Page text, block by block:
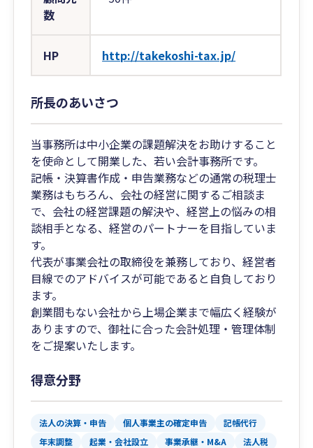
数
HP http://takekoshi-tax.jp/
所長のあいさつ
当事務所は中小企業の課題解決をお助けすること
を使命として開業した、若い会計事務所です。
記帳・決算書作成・申告業務などの通常の税理士
業務はもちろん、会社の経営に関するご相談ま
で、会社の経営課題の解決や、経営上の悩みの相
談相手となる、経営のパートナーを目指していま
す。
代表が事業会社の取締役を兼務しており、経営者
目線でのアドバイスが可能であると自負しており
ます。
創業間もない会社から上場企業まで幅広く経験が
ありますので、御社に合った会計処理・管理体制
をご提案いたします。
得意分野
法人の決算・申告 個人事業主の確定申告
記帳代行
年末調整
起業・会社設立 事業承継・M&A
法人税